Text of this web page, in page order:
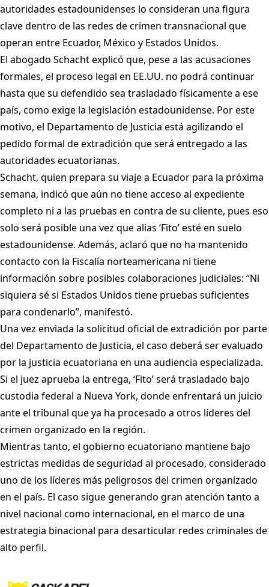
autoridades estadounidenses lo consideran una figura
clave dentro de las redes de crimen transnacional que
operan entre Ecuador, México y Estados Unidos.
El abogado Schacht explicó que, pese a las acusaciones
formales, el proceso legal en EE.UU. no podrá continuar
hasta que su defendido sea trasladado físicamente a ese
país, como exige la legislación estadounidense. Por este
motivo, el Departamento de Justicia está agilizando el
pedido formal de extradición que será entregado a las
autoridades ecuatorianas.
Schacht, quien prepara su viaje a Ecuador para la próxima
semana, indicó que aún no tiene acceso al expediente
completo ni a las pruebas en contra de su cliente, pues eso
solo será posible una vez que alias ‘Fito’ esté en suelo
estadounidense. Además, aclaró que no ha mantenido
contacto con la Fiscalía norteamericana ni tiene
información sobre posibles colaboraciones judiciales: “Ni
siquiera sé si Estados Unidos tiene pruebas suficientes
para condenarlo”, manifestó.
Una vez enviada la solicitud oficial de extradición por parte
del Departamento de Justicia, el caso deberá ser evaluado
por la justicia ecuatoriana en una audiencia especializada.
Si el juez aprueba la entrega, ‘Fito’ será trasladado bajo
custodia federal a Nueva York, donde enfrentará un juicio
ante el tribunal que ya ha procesado a otros líderes del
crimen organizado en la región.
Mientras tanto, el gobierno ecuatoriano mantiene bajo
estrictas medidas de seguridad al procesado, considerado
uno de los líderes más peligrosos del crimen organizado
en el país. El caso sigue generando gran atención tanto a
nivel nacional como internacional, en el marco de una
estrategia binacional para desarticular redes criminales de
alto perfil.